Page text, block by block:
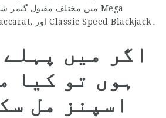
اگر میں
ہوں تو کیا
اسپنز مل